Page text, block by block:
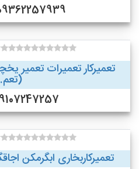
09362257939 (قائم‌شهر )
تعمیرکار تعمیرات تعمیر
(تعم...
09107247257 (نوشهر)
تعمیرکاربخاری ابگرمکن